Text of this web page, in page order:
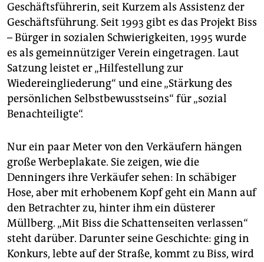
Geschäftsführerin, seit Kurzem als Assistenz der
Geschäftsführung. Seit 1993 gibt es das Projekt Biss
– Bürger in sozialen Schwierigkeiten, 1995 wurde
es als gemeinnütziger Verein eingetragen. Laut
Satzung leistet er „Hilfestellung zur
Wiedereingliederung“ und eine „Stärkung des
persönlichen Selbstbewusstseins“ für „sozial
Benachteiligte“.
Nur ein paar Meter von den Verkäufern hängen
große Werbeplakate. Sie zeigen, wie die
Denningers ihre Verkäufer sehen: In schäbiger
Hose, aber mit erhobenem Kopf geht ein Mann auf
den Betrachter zu, hinter ihm ein düsterer
Müllberg. „Mit Biss die Schattenseiten verlassen“
steht darüber. Darunter seine Geschichte: ging in
Konkurs, lebte auf der Straße, kommt zu Biss, wird